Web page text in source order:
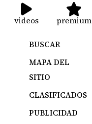
videos premium
BUSCAR
MAPA DEL
SITIO
CLASIFICADOS
PUBLICIDAD